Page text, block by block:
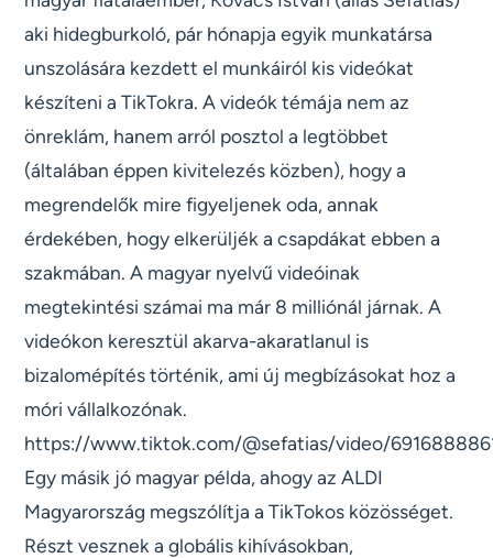
aki hidegburkoló, pár hónapja egyik munkatársa
unszolására kezdett el munkáiról kis videókat
készíteni a TikTokra. A videók témája nem az
önreklám, hanem arról posztol a legtöbbet
(általában éppen kivitelezés közben), hogy a
megrendelők mire figyeljenek oda, annak
érdekében, hogy elkerüljék a csapdákat ebben a
szakmában. A magyar nyelvű videóinak
megtekintési számai ma már 8 milliónál járnak. A
videókon keresztül akarva-akaratlanul is
bizalomépítés történik, ami új megbízásokat hoz a
móri vállalkozónak.
https://www.tiktok.com/@sefatias/video/
Egy másik jó magyar példa, ahogy az ALDI
Magyarország megszólítja a TikTokos közösséget.
Részt vesznek a globális kihívásokban,